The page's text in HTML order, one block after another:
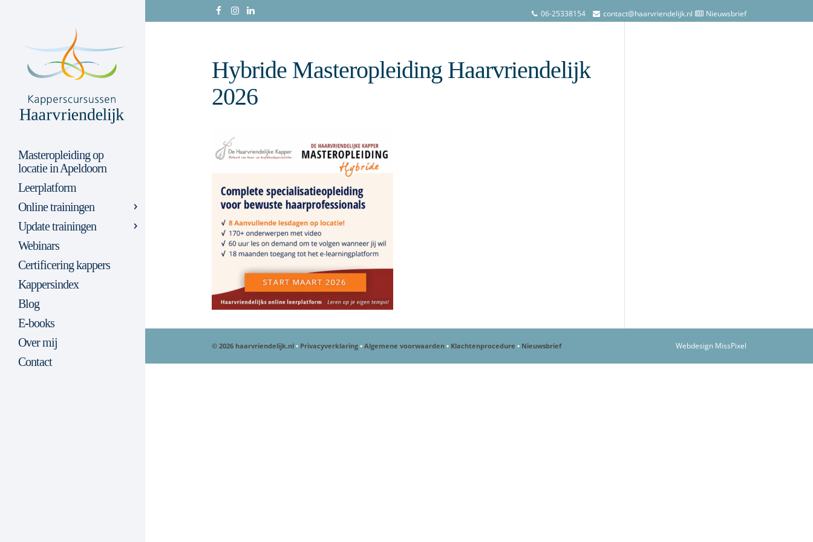
06-25338154 contact@haarvriendelijk.nl Nieuwsbrief
Masteropleiding op
locatie in Apeldoorn
Leerplatform
Online trainingen
Update trainingen
Webinars
Certificering kappers
Kappersindex
Blog
E-books
Over mij
Contact
Hybride Masteropleiding Haarvriendelijk
2026
Webdesign MissPixel
© 2026 haarvriendelijk.nl• Privacyverklaring • Algemene voorwaarden • Klachtenprocedure • Nieuwsbrief